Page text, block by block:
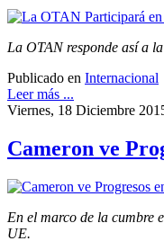
La OTAN responde así a
Publicado en Internacional
Leer más ...
Viernes, 18 Diciembre
Cameron ve
En el marco de la cumbre
UE.